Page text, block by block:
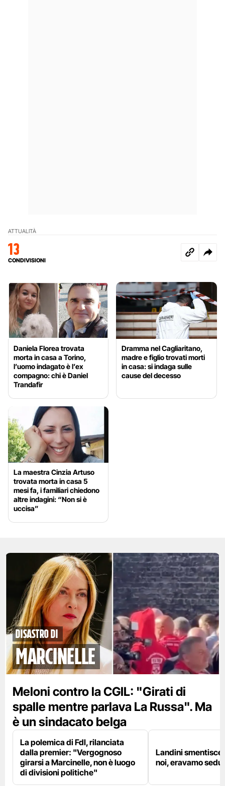
ATTUALITÀ
13
CONDIVISIONI
Daniela Florea trovata
morta in casa a Torino,
l’uomo indagato è l’ex
compagno: chi è Daniel
Trandafir
Dramma nel Cagliaritano,
madre e figlio trovati morti
in casa: si indaga sulle
cause del decesso
La maestra Cinzia Artuso
trovata morta in casa 5
mesi fa, i familiari chiedono
altre indagini: “Non si è
uccisa”
disastro di
marcinelle
Meloni contro la CGIL: "Girati di
spalle mentre parlava La Russa". Ma
è un sindacato belga
La polemica di FdI, rilanciata
dalla premier: "Vergognoso
girarsi a Marcinelle, non è luogo
di divisioni politiche"
Landini
noi, eravamo